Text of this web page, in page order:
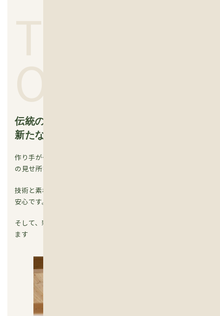
TRADITI
ON
伝統の技術を守りながら
新たな技術を取り入れます
作り手がやりがいを感じられるよう木造建築を担う大工の腕
の見せ所を作り、伝統技術の継承に貢献します。
技術と素材が地域にあり続ければ建てた後のメンテナンスも
安心です。
そして、新たな技術も積極的に学んでアップデートしていき
ます